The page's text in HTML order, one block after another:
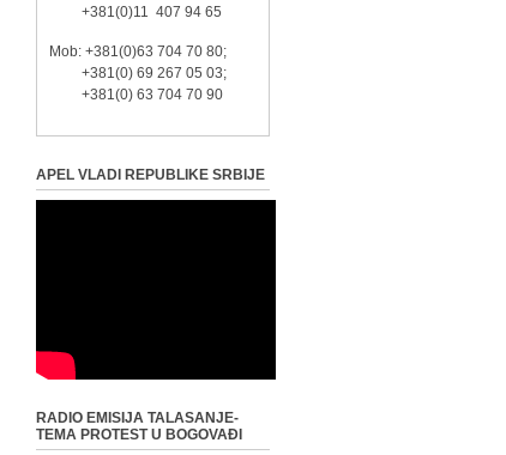
+381(0)11 407 94 65
Mob: +381(0)63 704 70 80;
+381(0) 69 267 05 03;
+381(0) 63 704 70 90
APEL VLADI REPUBLIKE SRBIJE
RADIO EMISIJA TALASANJE-
TEMA PROTEST U BOGOVAĐI